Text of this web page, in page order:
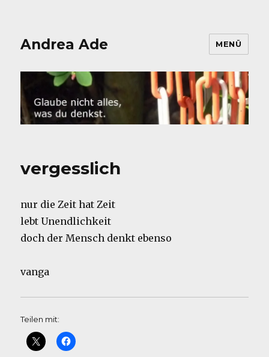
Andrea Ade MENÜ
vergesslich
nur die Zeit hat Zeit
lebt Unendlichkeit
doch der Mensch denkt ebenso
vanga
Teilen mit: